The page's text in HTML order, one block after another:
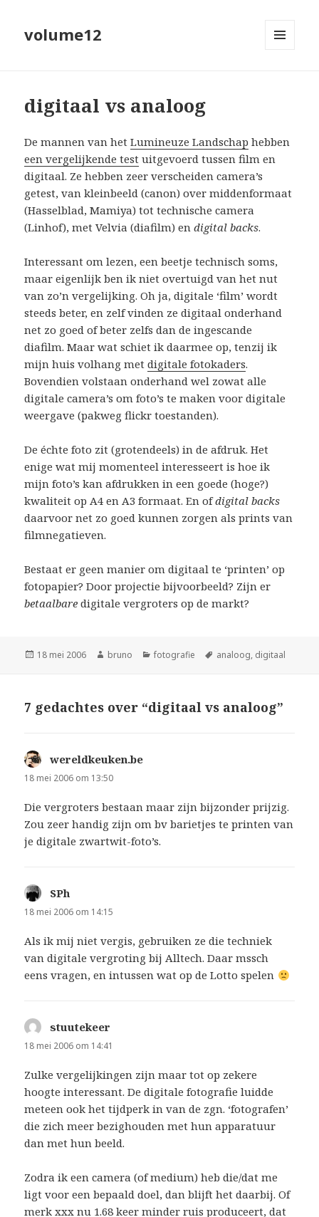
volume12
digitaal vs analoog
De mannen van hetLumineuze Landschap hebben
een vergelijkende test uitgevoerd tussen film en
digitaal. Ze hebben zeer verscheiden camera’s
getest, van kleinbeeld (canon) over middenformaat
(Hasselblad, Mamiya) tot technische camera
(Linhof), met Velvia (diafilm) endigital backs.
Interessant om lezen, een beetje technisch soms,
maar eigenlijk ben ik niet overtuigd van het nut
van zo’n vergelijking. Oh ja, digitale ‘film’ wordt
steeds beter, en zelf vinden ze digitaal onderhand
net zo goed of beter zelfs dan de ingescande
diafilm. Maar wat schiet ik daarmee op, tenzij ik
mijn huis volhang metdigitale fotokaders.
Bovendien volstaan onderhand wel zowat alle
digitale camera’s om foto’s te maken voor digitale
weergave (pakweg flickr toestanden).
De échte foto zit (grotendeels) in de afdruk. Het
enige wat mij momenteel interesseert is hoe ik
mijn foto’s kan afdrukken in een goede (hoge?)
kwaliteit op A4 en A3 formaat. En ofdigital backs
daarvoor net zo goed kunnen zorgen als prints van
filmnegatieven.
Bestaat er geen manier om digitaal te ‘printen’ op
fotopapier? Door projectie bijvoorbeeld? Zijn er
betaalbare digitale vergroters op de markt?
Geplaatst
18 mei 2006 Auteur
bruno Categorieën
fotografie Tags
analoog, digitaal
7 gedachtes over “digitaal vs analoog”
wereldkeuken.be
18 mei 2006 om 13:50
Die vergroters bestaan maar zijn bijzonder prijzig.
Zou zeer handig zijn om bv barietjes te printen van
je digitale zwartwit-foto’s.
SPh
18 mei 2006 om 14:15
Als ik mij niet vergis, gebruiken ze die techniek
van digitale vergroting bij Alltech. Daar mssch
eens vragen, en intussen wat op de Lotto spelen
stuutekeer
18 mei 2006 om 14:41
Zulke vergelijkingen zijn maar tot op zekere
hoogte interessant. De digitale fotografie luidde
meteen ook het tijdperk in van de zgn. ‘fotografen’
die zich meer bezighouden met hun apparatuur
dan met hun beeld.
Zodra ik een camera (of medium) heb die/dat me
ligt voor een bepaald doel, dan blijft het daarbij. Of
merk xxx nu 1.68 keer minder ruis produceert, dat